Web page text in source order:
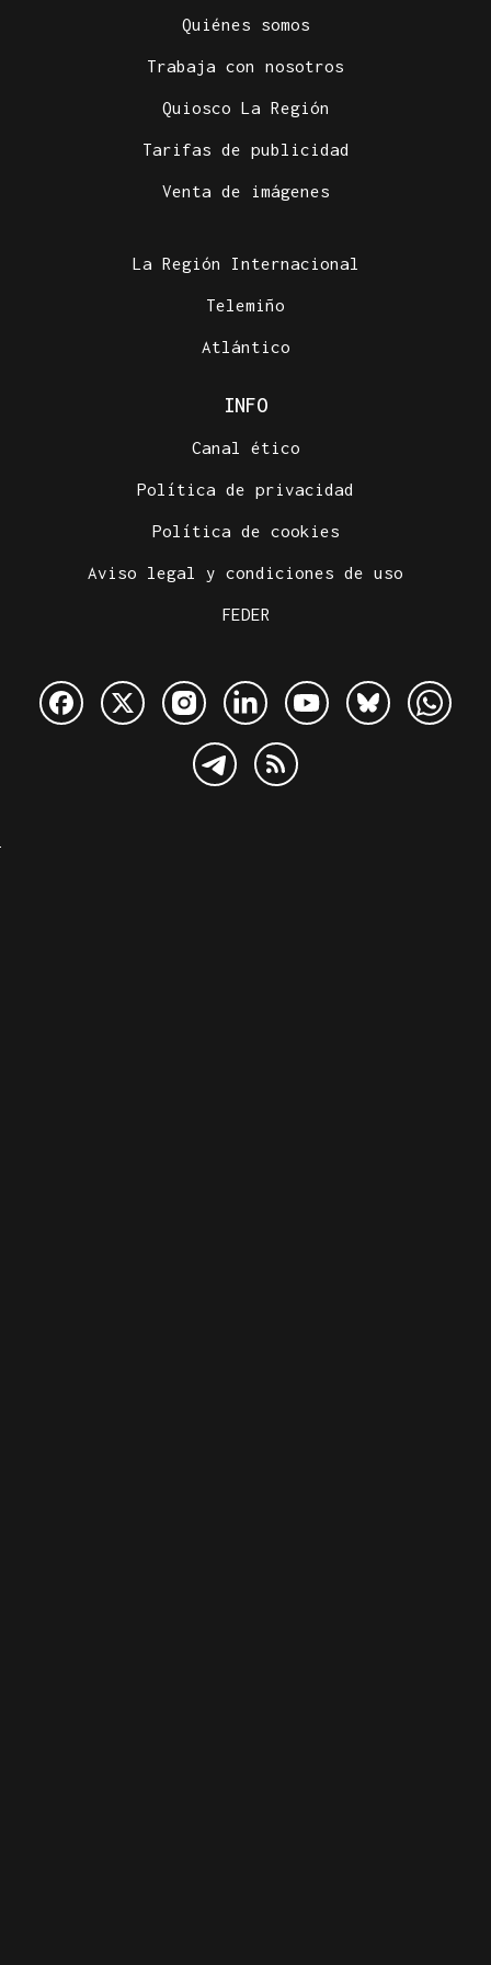
Quiénes somos
Trabaja con nosotros
Quiosco La Región
Tarifas de publicidad
Venta de imágenes
La Región Internacional
Telemiño
Atlántico
INFO
Canal ético
Política de privacidad
Política de cookies
Aviso legal y condiciones de uso
FEDER